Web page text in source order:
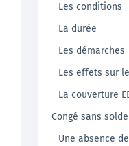
Les conditions
La durée
Les démarches
Les effets sur
La couverture
Congé sans solde
Une absence